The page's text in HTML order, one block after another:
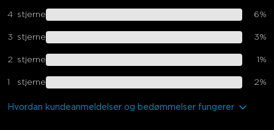
4 stjerne 6%
3 stjerne 3%
2 stjerne 1%
1 stjerne 2%
Hvordan kundeanmeldelser og bedømmelser fungerer